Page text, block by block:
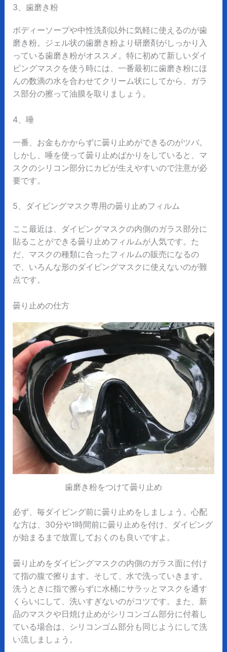
3、歯磨き粉
ボディーソープや中性洗剤以外に気軽に使えるのが歯
磨き粉。ジェル状の歯磨き粉より研磨剤がしっかり入
っている歯磨き粉がオススメ。特に初めて新しいダイ
ビングマスクを使う時には、一番最初に歯磨き粉にほ
んの数滴の水を合わせてクリーム状にしてから、ガラ
ス部分の擦って油膜を取りましょう。
4、唾
一番、お金もかからずに曇り止めができるのがツバ。
しかし、唾を使って曇り止めばかりをしていると、マ
スクのシリコン部分にカビが生えやすいので注意が必
要です。
5、ダイビングマスク専用の曇り止めフィルム
ここ最近は、ダイビングマスクの内側のガラス部分に
貼ることができる曇り止めフィルムが人気です。た
だ、マスクの種類に合ったフィルムの販売になるの
で、いろんな形のダイビングマスクに使えないのが難
点です。
曇り止めの仕方
歯磨き粉をつけて曇り止め
必ず、毎ダイビング前に曇り止めをしましょう。心配
な方は、30分や1時間前に曇り止めを付け、ダイビング
が始まるまで放置しておくのも良いですよ。
曇り止めをダイビングマスクの内側のガラス面に付け
て指の腹で擦ります。そして、水で洗っていきます。
洗うときに指で擦らずに水桶にサラッとマスクを通す
くらいにして、洗いすぎないのがコツです。また、新
品のマスクや日焼け止めがシリコンゴム部分に付着し
ている場合は、シリコンゴム部分も同じようにして洗
い流しましょう。